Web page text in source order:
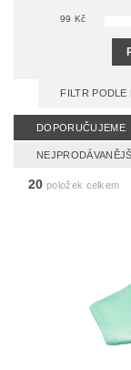
99 Kč
FILTR PODLE
DOPORUČUJEME
NEJPRODÁVANĚJŠÍ
20 položek celkem